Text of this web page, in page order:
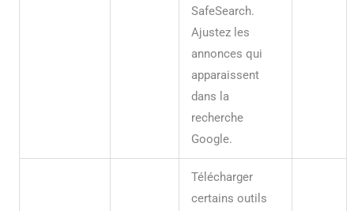
SafeSearch.
Ajustez les
annonces qui
apparaissent
dans la
recherche
Google.
Télécharger
certains outils